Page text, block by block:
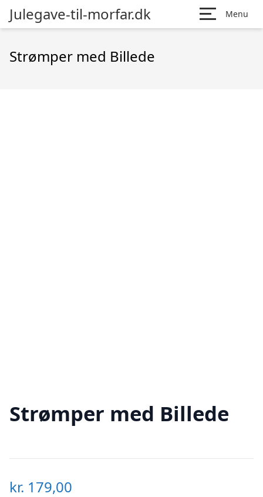
Julegave-til-morfar.dk Menu
Strømper med Billede
Strømper med Billede
kr. 179,00